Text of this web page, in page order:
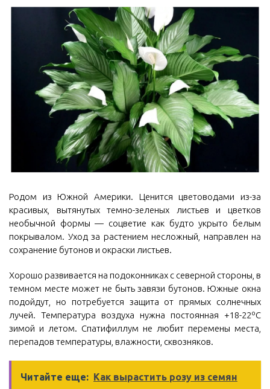
Родом из Южной Америки. Ценится цветоводами из-за
красивых, вытянутых темно-зеленых листьев и цветков
необычной формы — соцветие как будто укрыто белым
покрывалом. Уход за растением несложный, направлен на
сохранение бутонов и окраски листьев.
Хорошо развивается на подоконниках с северной стороны, в
темном месте может не быть завязи бутонов. Южные окна
подойдут, но потребуется защита от прямых солнечных
лучей. Температура воздуха нужна постоянная +18-22ºС
зимой и летом. Спатифиллум не любит перемены места,
перепадов температуры, влажности, сквозняков.
Читайте еще: Как вырастить розу из семян